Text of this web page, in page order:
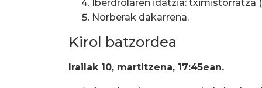
Iberdrolaren idatzia: tximistorratza
Norberak dakarrena.
Kirol batzordea
Irailak 10, martitzena, 17:45ean.